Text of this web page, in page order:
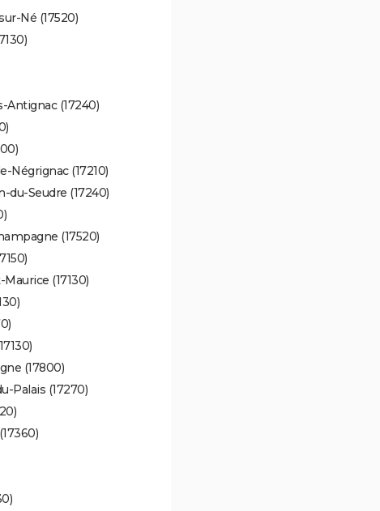
Né (17520)
Antignac (17240)
Négrignac (17210)
du-Seudre (17240)
(17520)
(17130)
(17800)
Palais (17270)